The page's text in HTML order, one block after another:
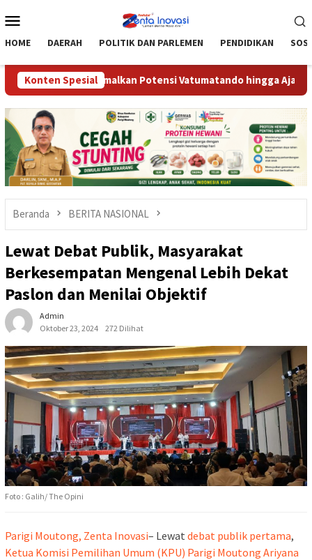
ke
Mobile
HOME DAERAH POLITIK DAN PARLEMEN PENDIDIKAN
Konten Spesial
Optimalkan Potensi Vatumatando hingga Ajak Gekrafs
Beranda BERITA NASIONAL
Lewat Debat Publik, Masyarakat
Berkesempatan Mengenal Lebih Dekat
Paslon dan Menilai Objektif
Admin
Oktober 23, 2024
272 Dilihat
Foto : Galih/ The Opini
Parigi Moutong, Zenta Inovasi– Lewat debat publik pertama,
Ketua Komisi Pemilihan Umum (KPU) Parigi Moutong Ariyana